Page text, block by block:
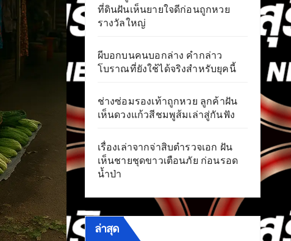
ที่ดินฝันเห็นยายใจดีก่อนถูกหวย
รางวัลใหญ่
ผีบอกบนคนบอกล่าง คำกล่าว
โบราณที่ยังใช้ได้จริงสำหรับยุคนี้
ช่างซ่อมรองเท้าถูกหวย ลูกค้าฝัน
เห็นดวงแก้วสีชมพูส้มเล่าสู่กันฟัง
เรื่องเล่าจากจ่าสิบตำรวจเอก ฝัน
เห็นชายชุดขาวเตือนภัย ก่อนรอด
น้ำป่า
ล่าสุด